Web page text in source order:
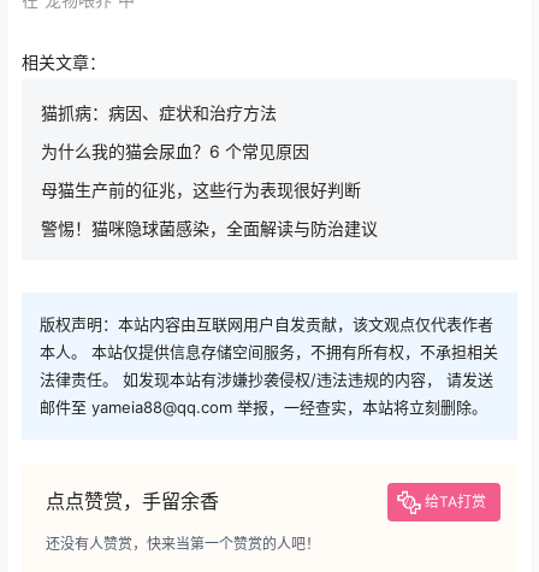
相关文章：
猫抓病：病因、症状和治疗方法
为什么我的猫会尿血？6 个常见原因
母猫生产前的征兆，这些行为表现很好判断
警惕！猫咪隐球菌感染，全面解读与防治建议
版权声明：本站内容由互联网用户自发贡献，该文观点仅代表作者
本人。 本站仅提供信息存储空间服务，不拥有所有权，不承担相关
法律责任。 如发现本站有涉嫌抄袭侵权/违法违规的内容， 请发送
邮件至 yameia88@qq.com 举报，一经查实，本站将立刻删除。
点点赞赏，手留余香 给TA打赏
还没有人赞赏，快来当第一个赞赏的人吧！